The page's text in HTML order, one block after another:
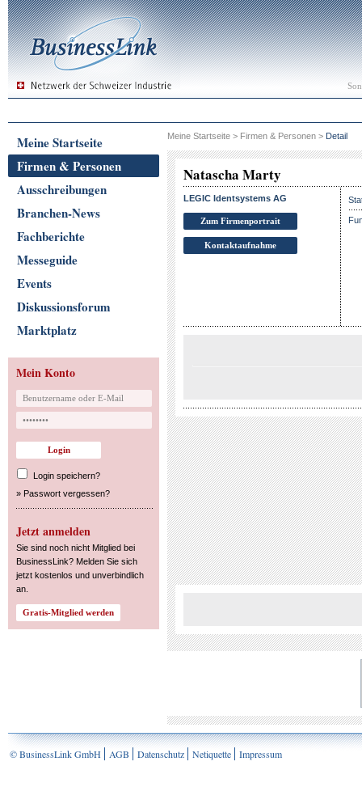
Meine Startseite
Firmen & Personen
Ausschreibungen
Branchen-News
Fachberichte
Messeguide
Events
Diskussionsforum
Marktplatz
Mein Konto
Login speichern?
» Passwort vergessen?
Jetzt anmelden
Sie sind noch nicht Mitglied bei
BusinessLink? Melden Sie sich
jetzt kostenlos und unverbindlich
an.
Meine Startseite > Firmen & Personen > Detail
Natascha Marty
LEGIC Identsystems AG
Zum Firmenportrait
Kontaktaufnahme
© BusinessLink GmbH AGB Datenschutz Netiquette Impressum